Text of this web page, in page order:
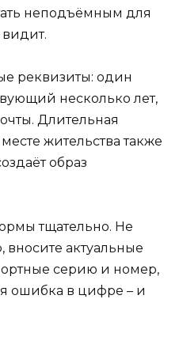
неподъёмным для
реквизиты: один
несколько лет,
Длительная
жительства также
образ
тщательно. Не
вносите актуальные
серию и номер,
ошибка в цифре – и